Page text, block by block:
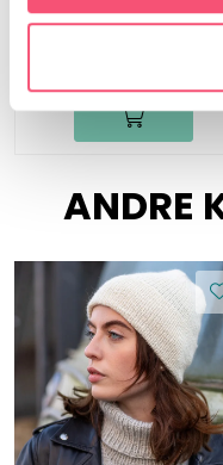
178,00
142,40
ANDRE